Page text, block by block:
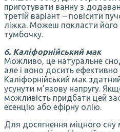
приготувати ванну з
третій варіант – повісити
ліжка. Можеш покласти його
тумбочку.
6. Каліфорнійський мак
Можливо, це натуральне
але і воно досить ефективно
Каліфорнійський мак
усунути м’язову напругу.
можливість придбати цей
есенцію або ефірну олію.
Для досягнення міцного